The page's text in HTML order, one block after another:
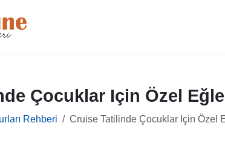
Çocuklar Için Özel
Rehberi Cruise Tatilinde Çocuklar Için Özel